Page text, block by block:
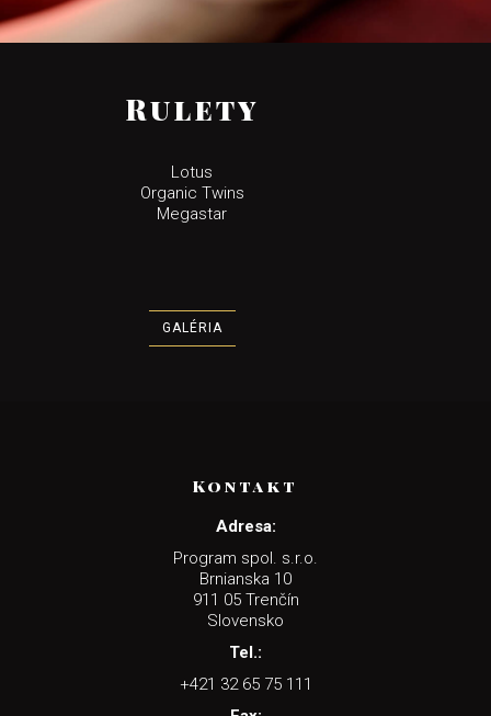
Rulety
Lotus
Organic Twins
Megastar
GALÉRIA
Kontakt
Adresa:
Program spol. s.r.o.
Brnianska 10
911 05 Trenčín
Slovensko
Tel.:
+421 32 65 75 111